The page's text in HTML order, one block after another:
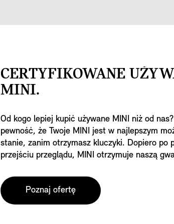
CERTYFIKOWANE
MINI.
Od kogo lepiej kupić używane MINI niż od
pewność, że Twoje MINI jest w najlepszym
stanie, zanim otrzymasz kluczyki. Dopiero po
przejściu przeglądu, MINI otrzymuje naszą
Poznaj ofertę